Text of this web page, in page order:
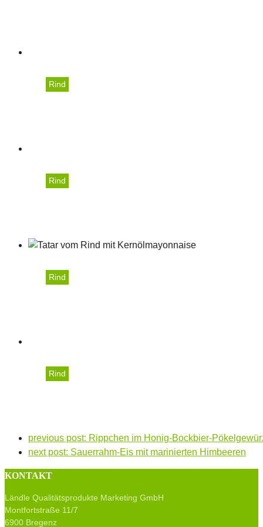
Rind
Rind
Rind
Rind
previous post: Rippchen im Honig-Bockbier-
next post: Sauerrahm-Eis mit marinierten Himbeeren
KONTAKT
Ländle Qualitätsprodukte Marketing GmbH
Montfortstraße 11/7
6900 Bregenz